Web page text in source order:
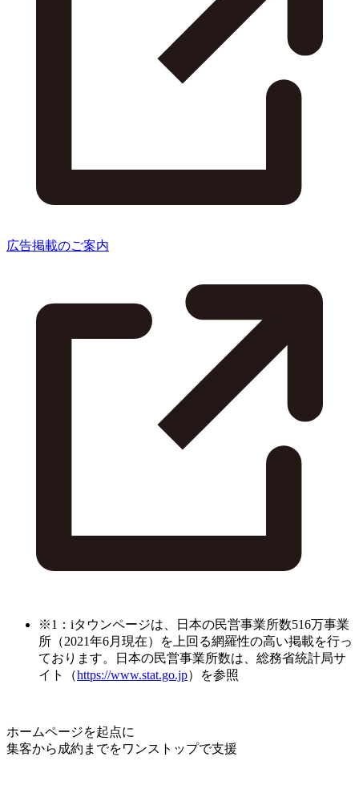
広告掲載のご案内
※1：iタウンページは、日本の民営事業所数516万事業
所（2021年6月現在）を上回る網羅性の高い掲載を行っ
ております。日本の民営事業所数は、総務省統計局サ
イト（https://www.stat.go.jp）を参照
ホームページを起点に
集客から成約までをワンストップで支援